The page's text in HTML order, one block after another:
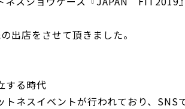
出店をさせて頂きました。
する時代
ネスイベントが行われており、SNS